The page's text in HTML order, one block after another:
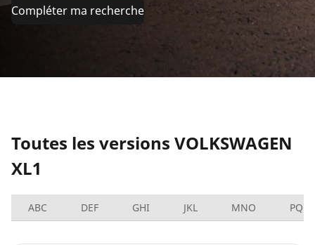
Compléter ma recherche
Toutes les versions VOLKSWAGEN
XL1
ABC DEF GHI JKL MNO PQRS